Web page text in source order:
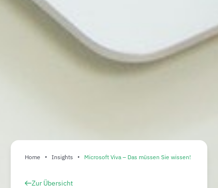
Home Insights Microsoft Viva – Das müssen Sie wissen!
Zur Übersicht